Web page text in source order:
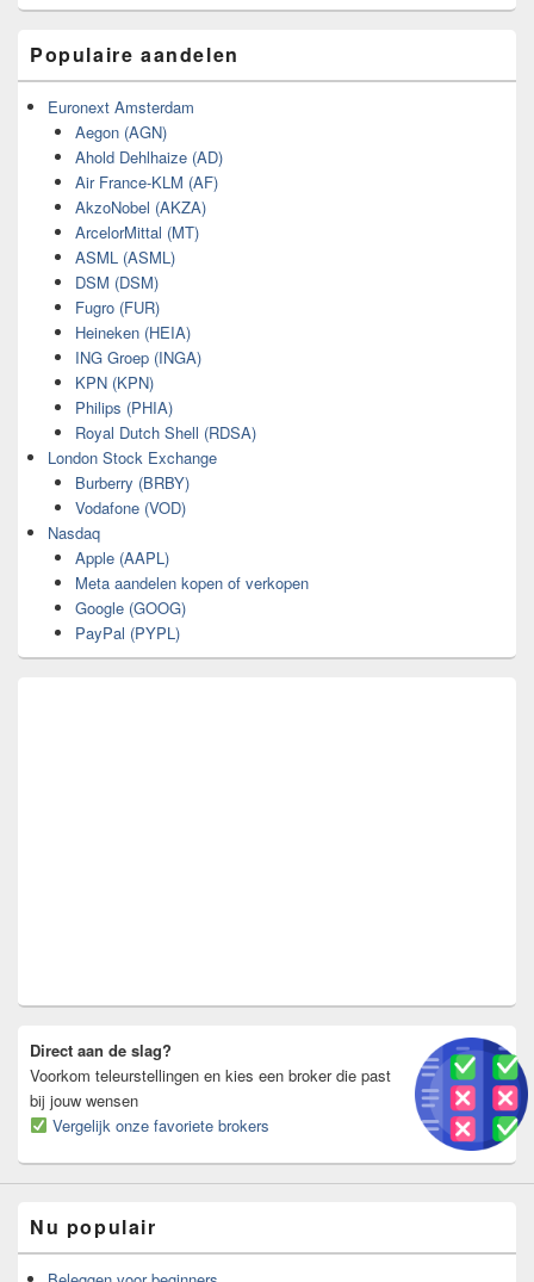
Populaire aandelen
Euronext Amsterdam
Aegon (AGN)
Ahold Dehlhaize (AD)
Air France-KLM (AF)
AkzoNobel (AKZA)
ArcelorMittal (MT)
ASML (ASML)
DSM (DSM)
Fugro (FUR)
Heineken (HEIA)
ING Groep (INGA)
KPN (KPN)
Philips (PHIA)
Royal Dutch Shell (RDSA)
London Stock Exchange
Burberry (BRBY)
Vodafone (VOD)
Nasdaq
Apple (AAPL)
Meta aandelen kopen of verkopen
Google (GOOG)
PayPal (PYPL)
Direct aan de slag?
Voorkom teleurstellingen en kies een broker die past
bij jouw wensen
Vergelijk onze favoriete brokers
Nu populair